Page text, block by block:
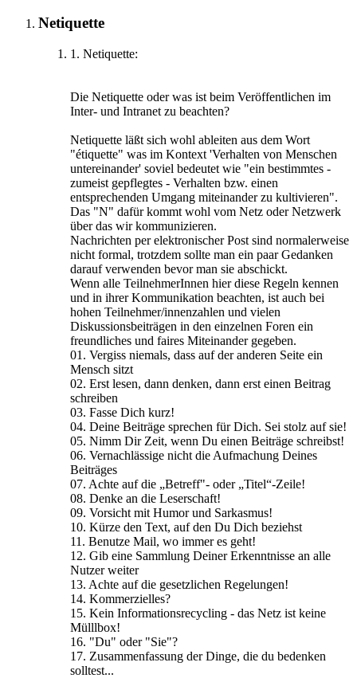
Netiquette
1. Netiquette:
Die Netiquette oder was ist beim Veröffentlichen im
Inter- und Intranet zu beachten?
Netiquette läßt sich wohl ableiten aus dem Wort
"étiquette" was im Kontext 'Verhalten von Menschen
untereinander' soviel bedeutet wie "ein bestimmtes -
zumeist gepflegtes - Verhalten bzw. einen
entsprechenden Umgang miteinander zu kultivieren".
Das "N" dafür kommt wohl vom Netz oder Netzwerk
über das wir kommunizieren.
Nachrichten per elektronischer Post sind normalerweise
nicht formal, trotzdem sollte man ein paar Gedanken
darauf verwenden bevor man sie abschickt.
Wenn alle TeilnehmerInnen hier diese Regeln kennen
und in ihrer Kommunikation beachten, ist auch bei
hohen Teilnehmer/innenzahlen und vielen
Diskussionsbeiträgen in den einzelnen Foren ein
freundliches und faires Miteinander gegeben.
01. Vergiss niemals, dass auf der anderen Seite ein
Mensch sitzt
02. Erst lesen, dann denken, dann erst einen Beitrag
schreiben
03. Fasse Dich kurz!
04. Deine Beiträge sprechen für Dich. Sei stolz auf sie!
05. Nimm Dir Zeit, wenn Du einen Beiträge schreibst!
06. Vernachlässige nicht die Aufmachung Deines
Beiträges
07. Achte auf die „Betreff"- oder „Titel“-Zeile!
08. Denke an die Leserschaft!
09. Vorsicht mit Humor und Sarkasmus!
10. Kürze den Text, auf den Du Dich beziehst
11. Benutze Mail, wo immer es geht!
12. Gib eine Sammlung Deiner Erkenntnisse an alle
Nutzer weiter
13. Achte auf die gesetzlichen Regelungen!
14. Kommerzielles?
15. Kein Informationsrecycling - das Netz ist keine
Mülllbox!
16. "Du" oder "Sie"?
17. Zusammenfassung der Dinge, die du bedenken
solltest...